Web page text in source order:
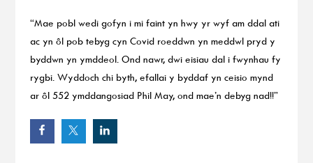
“Mae pobl wedi gofyn i mi faint yn hwy yr wyf am ddal ati
ac yn ôl pob tebyg cyn Covid roeddwn yn meddwl pryd y
byddwn yn ymddeol. Ond nawr, dwi eisiau dal i fwynhau fy
rygbi. Wyddoch chi byth, efallai y byddaf yn ceisio mynd
ar ôl 552 ymddangosiad Phil May, ond mae’n debyg nad!!”